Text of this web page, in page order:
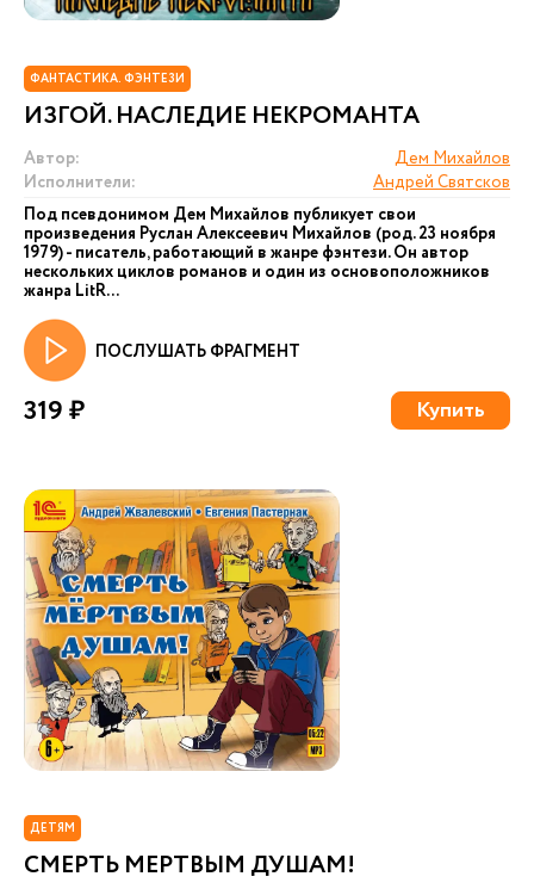
ФАНТАСТИКА. ФЭНТЕЗИ
ИЗГОЙ. НАСЛЕДИЕ НЕКРОМАНТА
Автор:
Дем Михайлов
Исполнители:
Андрей Святсков
Под псевдонимом Дем Михайлов публикует свои
произведения Руслан Алексеевич Михайлов (род. 23 ноября
1979) - писатель, работающий в жанре фэнтези. Он автор
нескольких циклов романов и один из основоположников
жанра LitR...
ПОСЛУШАТЬ ФРАГМЕНТ
319 ₽ Купить
ДЕТЯМ
СМЕРТЬ МЕРТВЫМ ДУШАМ!